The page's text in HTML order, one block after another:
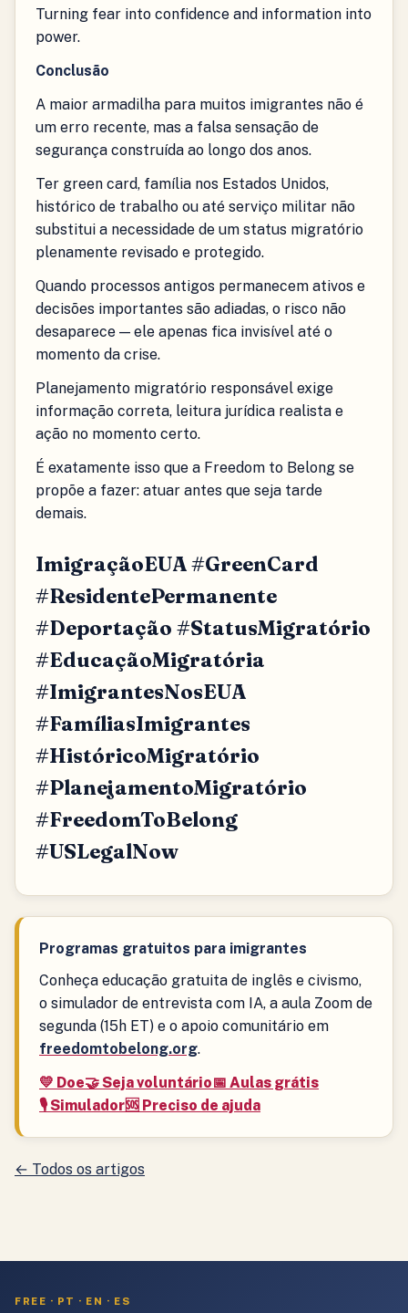
Turning fear into confidence and information into
power.
Conclusão
A maior armadilha para muitos imigrantes não é
um erro recente, mas a falsa sensação de
segurança construída ao longo dos anos.
Ter green card, família nos Estados Unidos,
histórico de trabalho ou até serviço militar não
substitui a necessidade de um status migratório
plenamente revisado e protegido.
Quando processos antigos permanecem ativos e
decisões importantes são adiadas, o risco não
desaparece — ele apenas fica invisível até o
momento da crise.
Planejamento migratório responsável exige
informação correta, leitura jurídica realista e
ação no momento certo.
É exatamente isso que a Freedom to Belong se
propõe a fazer: atuar antes que seja tarde
demais.
ImigraçãoEUA #GreenCard
#ResidentePermanente
#Deportação #StatusMigratório
#EducaçãoMigratória
#ImigrantesNosEUA
#FamíliasImigrantes
#HistóricoMigratório
#PlanejamentoMigratório
#FreedomToBelong
#USLegalNow
Programas gratuitos para imigrantes
Conheça educação gratuita de inglês e civismo,
o simulador de entrevista com IA, a aula Zoom de
segunda (15h ET) e o apoio comunitário em
freedomtobelong.org.
💛 Doe🤝 Seja voluntário📅 Aulas grátis
🎙️ Simulador🆘 Preciso de ajuda
← Todos os artigos
FREE · PT · EN · ES